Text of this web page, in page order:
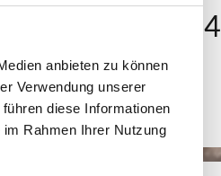
anbieten zu können
Verwendung unserer
diese Informationen
Rahmen Ihrer Nutzung
von über 124